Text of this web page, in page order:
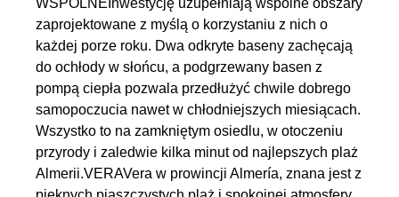
WSPÓLNEInwestycję uzupełniają wspólne obszary
zaprojektowane z myślą o korzystaniu z nich o
każdej porze roku. Dwa odkryte baseny zachęcają
do ochłody w słońcu, a podgrzewany basen z
pompą ciepła pozwala przedłużyć chwile dobrego
samopoczucia nawet w chłodniejszych miesiącach.
Wszystko to na zamkniętym osiedlu, w otoczeniu
przyrody i zaledwie kilka minut od najlepszych plaż
Almerii.VERAVera w prowincji Almería, znana jest z